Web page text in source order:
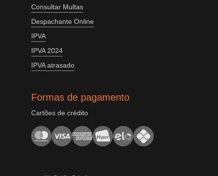
Consultar Multas
Despachante Online
IPVA
IPVA 2024
IPVA atrasado
Formas de pagamento
Cartões de crédito